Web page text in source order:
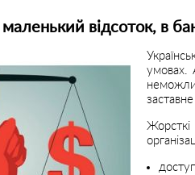
відсоток, в
умовах.
Жорсткі